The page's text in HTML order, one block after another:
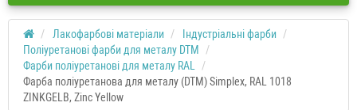
Лакофарбові матеріали
Індустріальні фарби
Поліуретанові фарби для металу DTM
Фарби поліуретанові для металу RAL
Фарба поліуретанова для металу (DTM) Simplex, RAL 1018
ZINKGELB, Zinc Yellow